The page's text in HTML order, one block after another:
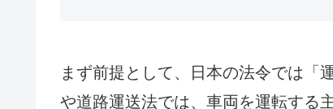
まず前提として、日本の法令では「
や道路運送法では、車両を運転する